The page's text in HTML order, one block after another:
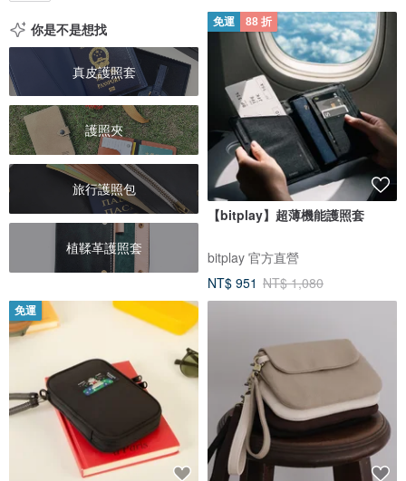
你是不是想找
真皮護照套
護照夾
旅行護照包
植鞣革護照套
免運 88 折
【bitplay】超薄機能護照套
bitplay 官方直營
NT$ 951 NT$ 1,080
免運